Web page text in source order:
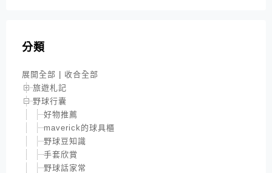
分類
展開全部 | 收合全部
旅遊札記
野球行囊
好物推薦
maverick的球具櫃
野球豆知識
手套欣賞
野球話家常